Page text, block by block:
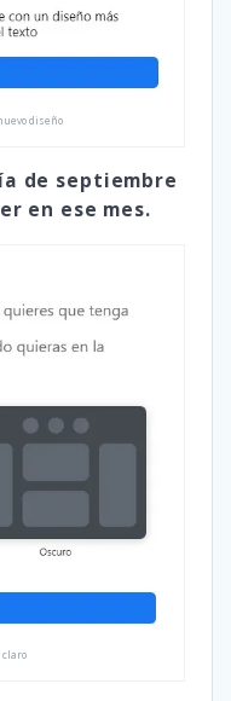
diseño
de septiembre
en ese mes.
claro